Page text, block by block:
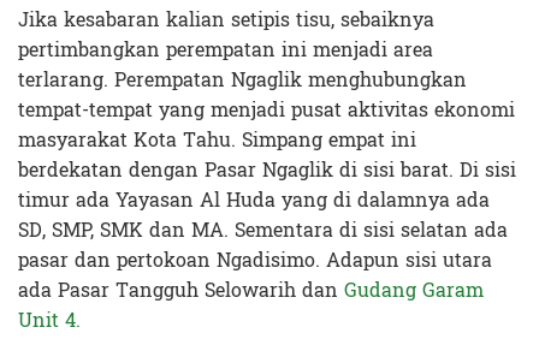
Jika kesabaran kalian setipis tisu, sebaiknya
pertimbangkan perempatan ini menjadi area
terlarang. Perempatan Ngaglik menghubungkan
tempat-tempat yang menjadi pusat aktivitas ekonomi
masyarakat Kota Tahu. Simpang empat ini
berdekatan dengan Pasar Ngaglik di sisi barat. Di sisi
timur ada Yayasan Al Huda yang di dalamnya ada
SD, SMP, SMK dan MA. Sementara di sisi selatan ada
pasar dan pertokoan Ngadisimo. Adapun sisi utara
ada Pasar Tangguh Selowarih dan Gudang Garam
Unit 4.